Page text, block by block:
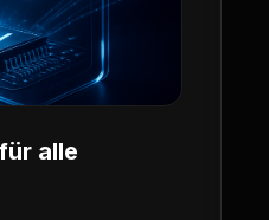
alle